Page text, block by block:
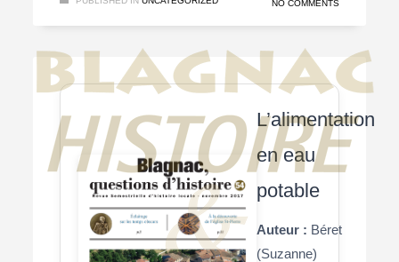
NO COMMENTS
L’alimentation
en eau
potable
Auteur : Béret
(Suzanne)